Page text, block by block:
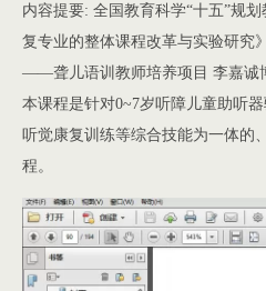
内容提要: 全国教育科学“十五”规
复专业的整体课程改革与实验研究
——聋儿语训教师培养项目 李嘉诚
本课程是针对0~7岁听障儿童助听
听觉康复训练等综合技能为一体的
程。